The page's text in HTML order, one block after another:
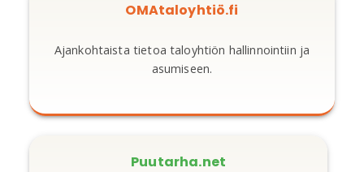
OMAtaloyhtiö.fi
Ajankohtaista tietoa taloyhtiön hallinnointiin ja
asumiseen.
Puutarha.net